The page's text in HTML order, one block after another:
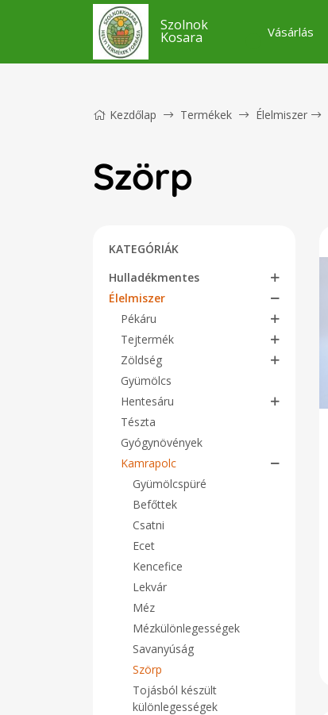
Szolnok
Kosara Vásárlás
Kezdőlap Termékek Élelmiszer
Szörp
KATEGÓRIÁK
Hulladékmentes
Élelmiszer
Pékáru
Tejtermék
Zöldség
Gyümölcs
Hentesáru
Tészta
Gyógynövények
Kamrapolc
Gyümölcspüré
Befőttek
Csatni
Ecet
Kencefice
Lekvár
Méz
Mézkülönlegességek
Savanyúság
Szörp
Tojásból készült
különlegességek